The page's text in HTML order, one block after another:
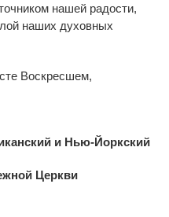
нашей радости,
наших духовных
Воскресшем,
и Нью-Йоркский
Церкви